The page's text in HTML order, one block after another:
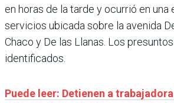
en horas de la tarde y ocurrió en una
servicios ubicada sobre la avenida
Chaco y De las Llanas. Los
identificados.
Puede leer: Detienen a